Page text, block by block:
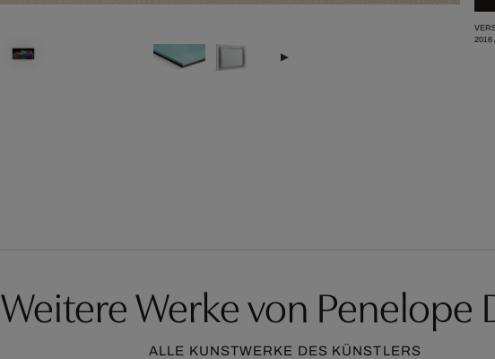
2016
Weitere Werke von Penelope
ALLE KUNSTWERKE DES KÜNSTLERS